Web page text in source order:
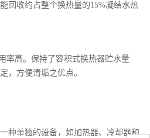
回收约占整个换热量的15%凝结水热
高。保持了容积式换热器贮水量
，方便清垢之优点。
单独的设备，如加热器、冷却器和